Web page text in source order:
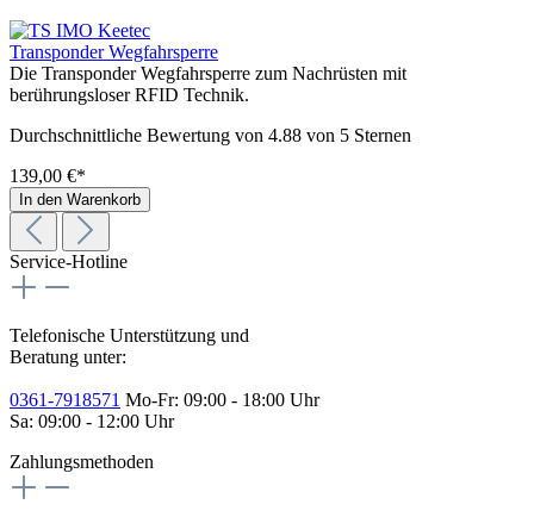
Transponder Wegfahrsperre
Die Transponder Wegfahrsperre zum Nachrüsten mit
berührungsloser RFID Technik.
Durchschnittliche Bewertung von 4.88 von 5 Sternen
139,00 €*
In den Warenkorb
Service-Hotline
Telefonische Unterstützung und
Beratung unter:
0361-7918571 Mo-Fr: 09:00 - 18:00 Uhr
Sa: 09:00 - 12:00 Uhr
Zahlungsmethoden